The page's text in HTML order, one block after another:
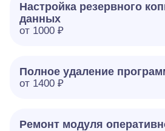
Настройка резервного
данных
от 1000 ₽
Полное удаление
от 1400 ₽
Ремонт модуля